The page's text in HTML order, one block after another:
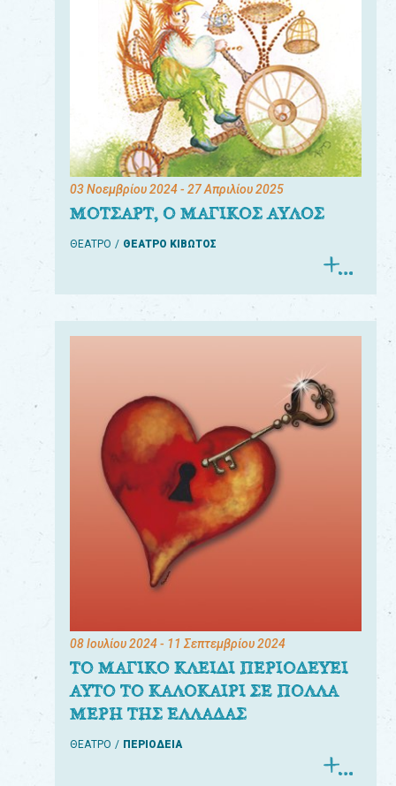
03 Νοεμβρίου 2024- 27 Απριλίου 2025
ΜΟΤΣΑΡΤ, Ο ΜΑΓΙΚΟΣ ΑΥΛΟΣ
ΘΕΑΤΡΟ ΘΕΑΤΡΟ ΚΙΒΩΤΟΣ
08 Ιουλίου 2024- 11 Σεπτεμβρίου 2024
ΤΟ ΜΑΓΙΚΟ ΚΛΕΙΔΙ ΠΕΡΙΟΔΕΥΕΙ
ΑΥΤΟ ΤΟ ΚΑΛΟΚΑΙΡΙ ΣΕ ΠΟΛΛΑ
ΜΕΡΗ ΤΗΣ ΕΛΛΑΔΑΣ
ΘΕΑΤΡΟ ΠΕΡΙΟΔΕΙΑ